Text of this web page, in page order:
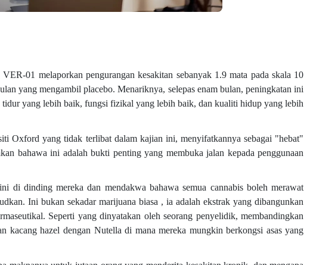
01 melaporkan pengurangan kesakitan sebanyak 1.9 mata pada skala 10
yang mengambil placebo. Menariknya, selepas enam bulan, peningkatan ini
tidur yang lebih baik, fungsi fizikal yang lebih baik, dan kualiti hidup yang lebih
Oxford yang tidak terlibat dalam kajian ini, menyifatkannya sebagai "hebat"
bahawa ini adalah bukti penting yang membuka jalan kepada penggunaan
di dinding mereka dan mendakwa bahawa semua cannabis boleh merawat
Ini bukan sekadar marijuana biasa , ia adalah ekstrak yang dibangunkan
Seperti yang dinyatakan oleh seorang penyelidik, membandingkan
kacang hazel dengan Nutella di mana mereka mungkin berkongsi asas yang